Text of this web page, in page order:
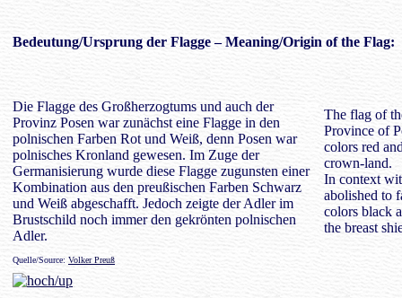
Bedeutung/Ursprung der Flagge – Meaning/Origin of the Flag:
Die Flagge des Großherzogtums und auch der
Provinz Posen war zunächst eine Flagge in den
polnischen Farben Rot und Weiß, denn Posen war
polnisches Kronland gewesen. Im Zuge der
Germanisierung wurde diese Flagge zugunsten einer
Kombination aus den preußischen Farben Schwarz
und Weiß abgeschafft. Jedoch zeigte der Adler im
Brustschild noch immer den gekrönten polnischen
Adler.
The flag of
Province of
colors red
crown-land.
In context
abolished to
colors black
the breast
Quelle/Source: Volker Preuß